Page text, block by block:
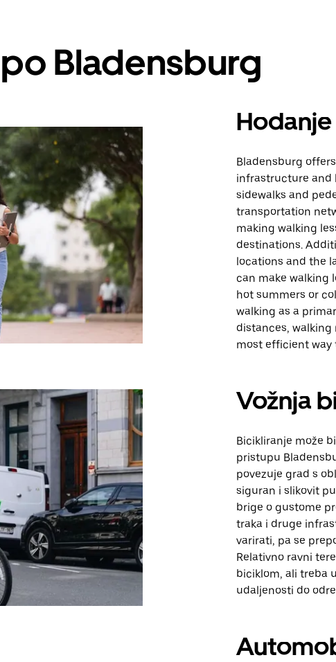
Bladensburg
Hodanje
Bladensburg
infrastructure and
sidewalks and
transportation
making walking
destinations.
locations and the
can make walking
hot summers or
walking as a
distances,
most efficient way
Vožnja
Bicikliranje može
pristupu
povezuje grad s
siguran i slikovit
brige o gustome
traka i druge
varirati, pa se
Relativno ravni
biciklom, ali treba
udaljenosti do